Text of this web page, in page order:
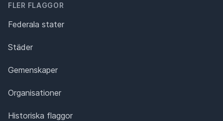
FLER FLAGGOR
Federala stater
Städer
Gemenskaper
Organisationer
Historiska flaggor